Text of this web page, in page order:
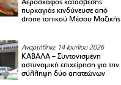
Αεροσκάφος κατάσβεσης
πυρκαγιάς κινδύνευσε από
drone τοπικού Μέσου Μαζικής
Αναρτήθηκε 14 Ιουλίου 2026
ΚΑΒΑΛΑ – Συντονισμένη
αστυνομική επιχείρηση για την
σύλληψη δύο απατεώνων